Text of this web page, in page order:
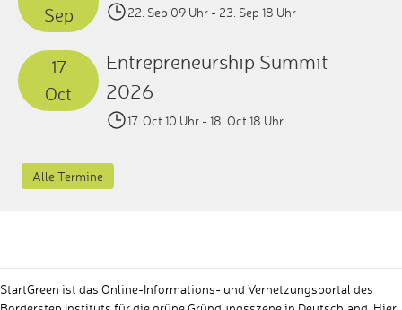
Sep
22. Sep 09 Uhr - 23. Sep 18 Uhr
17
Oct
Entrepreneurship Summit
2026
17. Oct 10 Uhr - 18. Oct 18 Uhr
Alle Termine
StartGreen ist das Online-Informations- und Vernetzungsportal des